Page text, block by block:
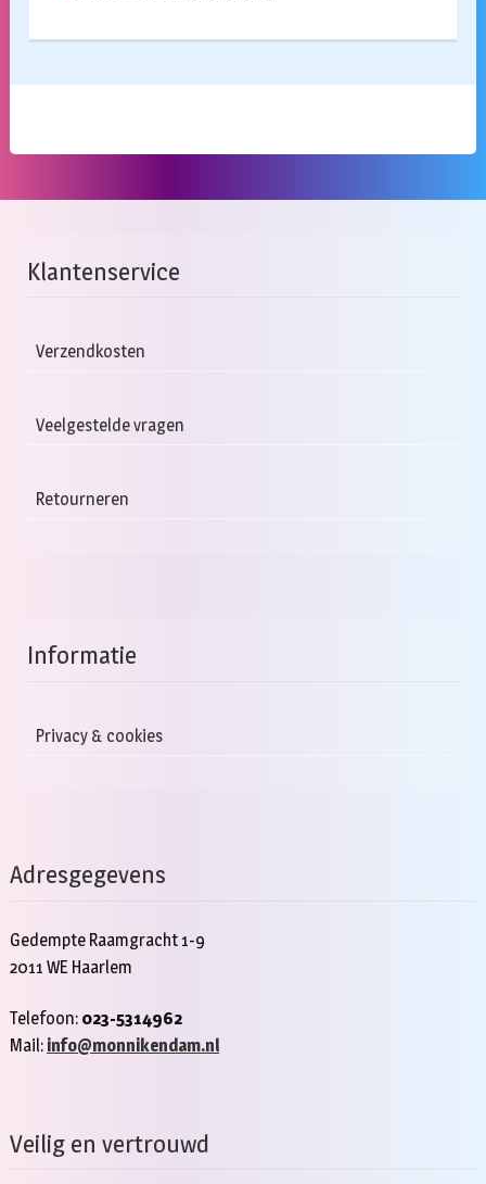
Klantenservice
Verzendkosten
Veelgestelde vragen
Retourneren
Informatie
Privacy & cookies
Adresgegevens
Gedempte Raamgracht 1-9
2011 WE Haarlem
Telefoon: 023-5314962
Mail: info@monnikendam.nl
Veilig en vertrouwd